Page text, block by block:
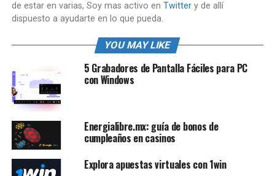
de estar en varias, Soy mas activo en Twittery de allí
dispuesto a ayudarte en lo que pueda.
YOU MAY LIKE
5 Grabadores de Pantalla Fáciles para PC
con Windows
Energialibre.mx: guía de bonos de
cumpleaños en casinos
Explora apuestas virtuales con 1win